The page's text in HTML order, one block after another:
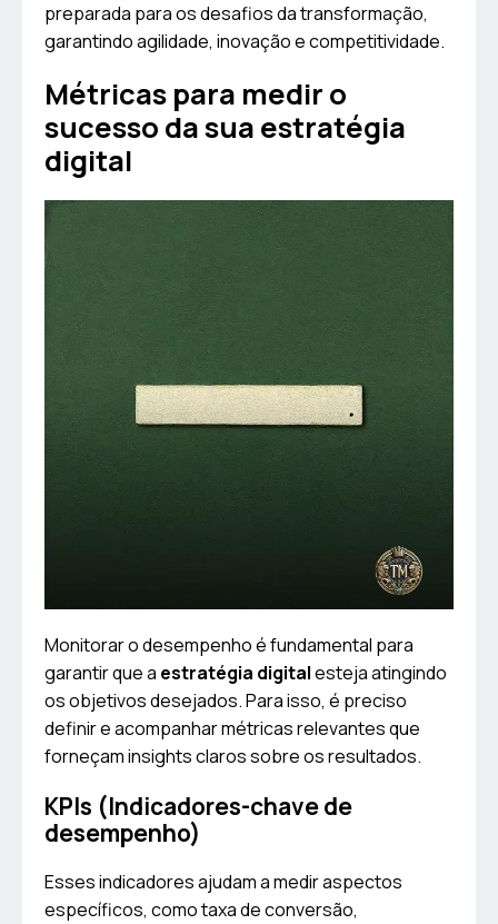
preparada para os desafios da transformação,
garantindo agilidade, inovação e competitividade.
Métricas para medir o
sucesso da sua estratégia
digital
Monitorar o desempenho é fundamental para
garantir que a estratégia digitalesteja atingindo
os objetivos desejados. Para isso, é preciso
definir e acompanhar métricas relevantes que
forneçam insights claros sobre os resultados.
KPIs (Indicadores-chave de
desempenho)
Esses indicadores ajudam a medir aspectos
específicos, como taxa de conversão,